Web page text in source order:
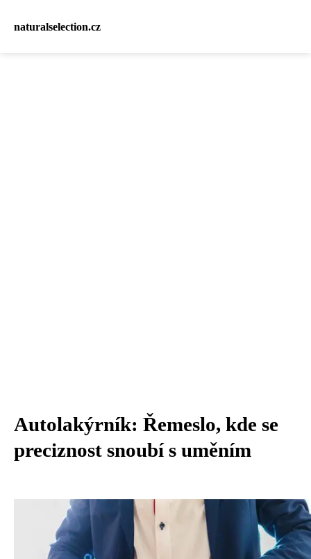
naturalselection.cz
Autolakýrník: Řemeslo, kde se
preciznost snoubí s uměním